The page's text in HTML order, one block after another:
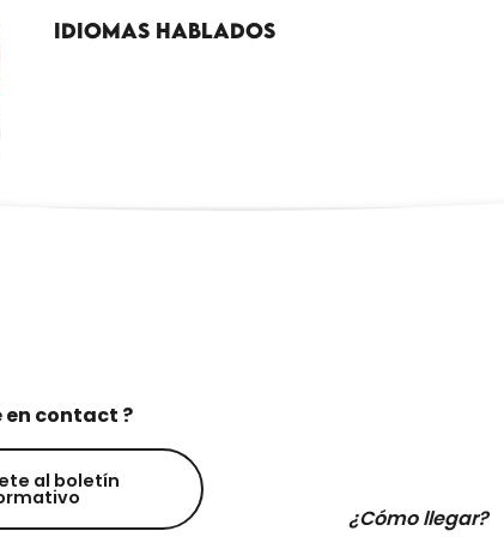
Idiomas hablados
Idiomas hablados
en contact ?
al boletín
¿Cómo llegar?